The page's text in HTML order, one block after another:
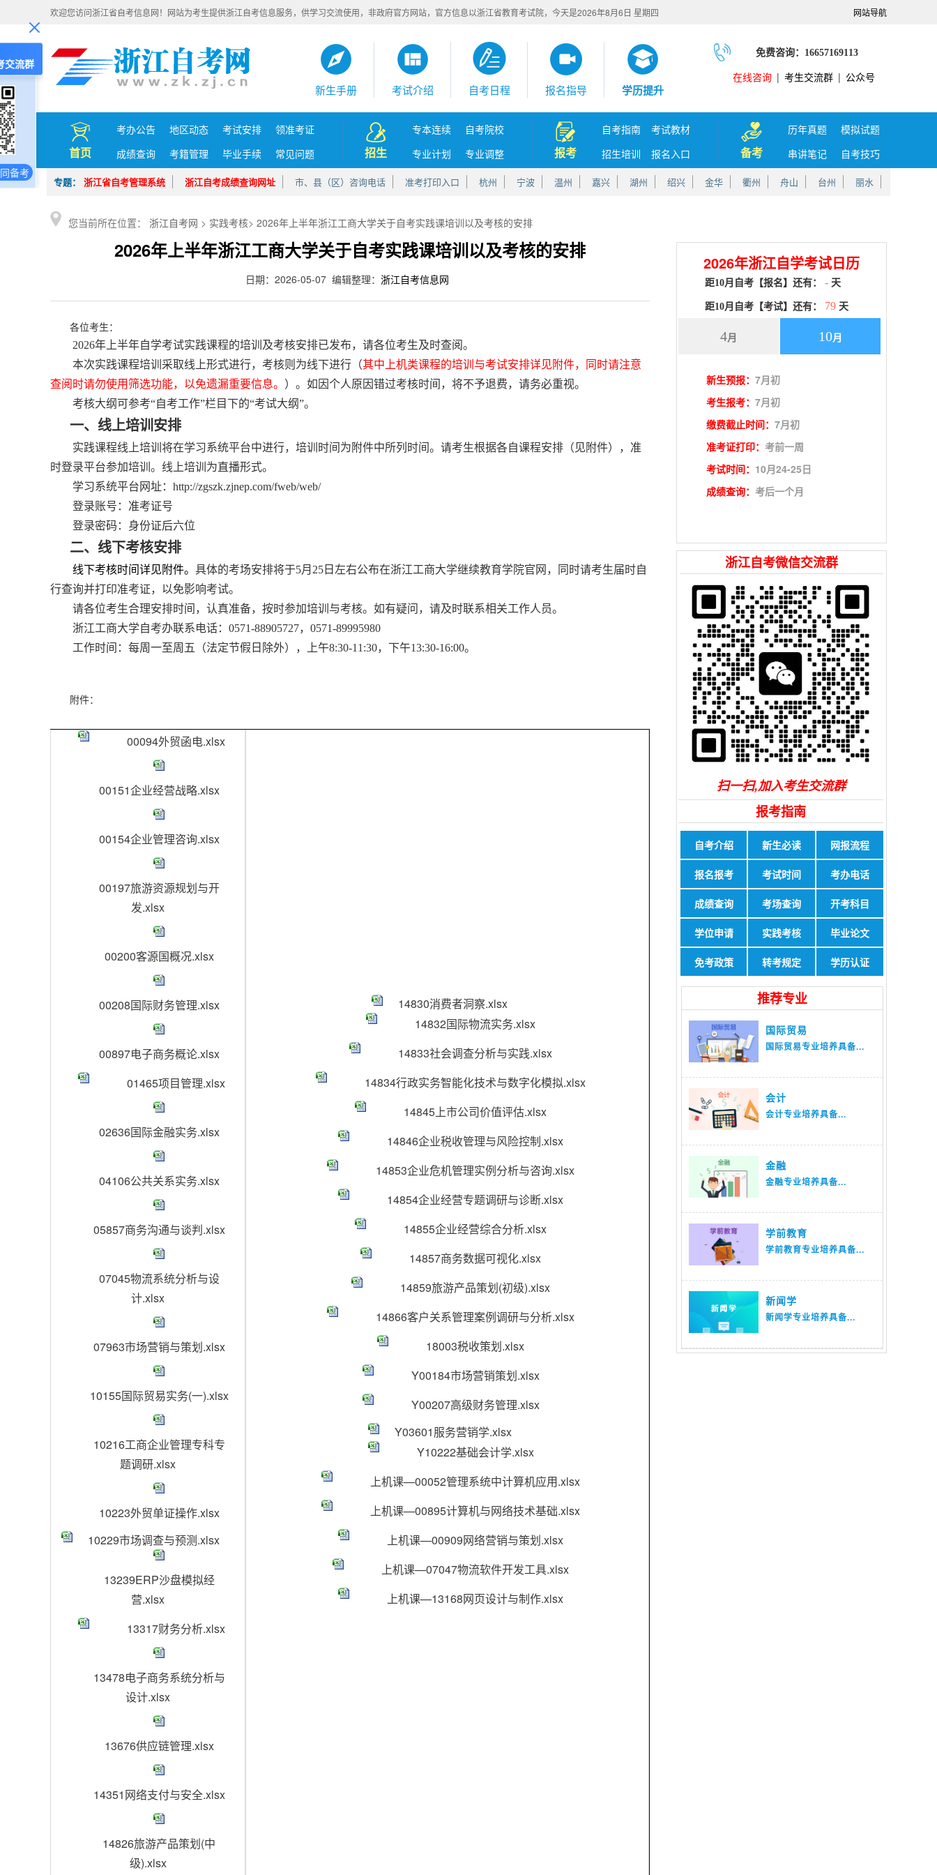
欢迎您访问浙江省自考信息网！网站为考生提供浙江自考信息服务，供学习交流使用，非政府官方网站，官方信息以浙江省教育考试院，今天是2026年8月6日 星期四 网站导航
新生手册 考试介绍 自考日程 报名指导 学历提升
免费咨询：16657169113
在线咨询 | 考生交流群 | 公众号
首页
考办公告 地区动态 考试安排
领准考证
成绩查询
考籍管理 毕业手续 常见问题 招生
专本连续
自考院校
专业计划
专业调整 报考
自考指南
考试教材
招生培训
报名入口 备考
历年真题
模拟试题
串讲笔记
自考技巧
专题： 浙江省自考管理系统 浙江自考成绩查询网址 市、县（区）咨询电话 准考打印入口 杭州 宁波 温州 嘉兴 湖州 绍兴 金华 衢州 舟山 台州 丽水
交流群
备考
您当前所在位置： 浙江自考网 > 实践考核> 2026年上半年浙江工商大学关于自考实践课培训以及考核的安排
2026年上半年浙江工商大学关于自考实践课培训以及考核的安排
日期：2026-05-07 编辑整理： 浙江自考信息网
各位考生：
2026年上半年自学考试实践课程的培训及考核安排已发布， 请各位考生及时查阅。
本次实践课程培训采取线上形式进行，考核则为线下进行（其中上机类课程的培训与考试安排详见附件， 同时请注意
查阅时请勿使用筛选功能，以免遗漏重要信息。 ）。如因个人原因错过考核时间，将不予退费，请务必重视。
考核大纲可参考“自考工作”栏目下的“考试大纲”。
一、 线上培训安排
实践课程线上培训将在学习系统平台中进行，培训时间为附件中所列时间。请考生根据各自课程安排（见附件）
，准
时登录平台参加培训。线上培训为直播形式。
学习系统平台网址： http://zgszk.zjnep.com/fweb/web/
登录账号：准考证号
登录密码：身份证后六位
二、 线下考核安排
线下考核时间详见 附件。 具体的考场安排将于5月 25日左右公布在浙江工商大学继续教育学院官网， 同时请考生届时自
行查询并打印准考证，以免影响考试。
请各位考生合理安排时间，认真准备，按时参加培训与考核。如有疑问，请及时联系相关工作人员。
浙江工商大学自考办联系电话： 0571-88905727， 0571-89995980
工作时间：每周一至周五（法定节假日除外），上午8:30-11:30，下午13:30-16:00。
附件：
00094外贸函电.xlsx
00151企业经营战略.xlsx
00154企业管理咨询.xlsx
00197旅游资源规划与开
发.xlsx
00200客源国概况.xlsx
00208国际财务管理.xlsx
00897电子商务概论.xlsx
01465项目管理.xlsx
02636国际金融实务.xlsx
04106公共关系实务.xlsx
05857商务沟通与谈判.xlsx
07045物流系统分析与设
计.xlsx
07963市场营销与策划.xlsx
10155国际贸易实务(一).xlsx
10216工商企业管理专科专
题调研.xlsx
10223外贸单证操作.xlsx
10229市场调查与预测.xlsx
13239ERP沙盘模拟经
营.xlsx
13317财务分析.xlsx
13478电子商务系统分析与
设计.xlsx
13676供应链管理.xlsx
14351网络支付与安全.xlsx
14826旅游产品策划(中
级).xlsx
14830消费者洞察.xlsx
14832国际物流实务.xlsx
14833社会调查分析与实践.xlsx
14834行政实务智能化技术与数字化模拟.xlsx
14845上市公司价值评估.xlsx
14846企业税收管理与风险控制.xlsx
14853企业危机管理实例分析与咨询.xlsx
14854企业经营专题调研与诊断.xlsx
14855企业经营综合分析.xlsx
14857商务数据可视化.xlsx
14859旅游产品策划(初级).xlsx
14866客户关系管理案例调研与分析.xlsx
18003税收策划.xlsx
Y00184市场营销策划.xlsx
Y00207高级财务管理.xlsx
Y03601服务营销学.xlsx
Y10222基础会计学.xlsx
上机课—00052管理系统中计算机应用.xlsx
上机课—00895计算机与网络技术基础.xlsx
上机课—00909网络营销与策划.xlsx
上机课—07047物流软件开发工具.xlsx
上机课—13168网页设计与制作.xlsx
2026年浙江自学考试日历
距10月自考【报名】还有： - 天
距10月自考【考试】还有： 79 天
4月 10月
新生预报： 7月初
考生报考： 7月初
缴费截止时间： 7月初
准考证打印： 考前一周
考试时间： 10月24-25日
成绩查询： 考后一个月
浙江自考微信交流群
扫一扫,加入考生交流群
报考指南
自考介绍 新生必读 网报流程
报名报考 考试时间 考办电话
成绩查询 考场查询 开考科目
学位申请 实践考核 毕业论文
免考政策 转考规定 学历认证
推荐专业
国际贸易
国际贸易专业培养具备...
会计
会计专业培养具备...
金融
金融专业培养具备...
学前教育
学前教育专业培养具备...
新闻学
新闻学专业培养具备...